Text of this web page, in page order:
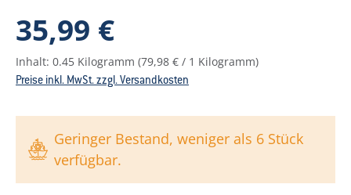
Regulärer Preis:
35,99 €
Inhalt: 0.45 Kilogramm (79,98 € / 1 Kilogramm)
Preise inkl. MwSt. zzgl. Versandkosten
Geringer Bestand, weniger als 6 Stück
verfügbar.